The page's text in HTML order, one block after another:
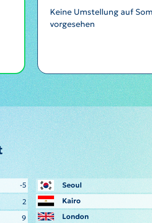
Keine Umstellung auf
vorgesehen
-5
2
9
Seoul
Kairo
London